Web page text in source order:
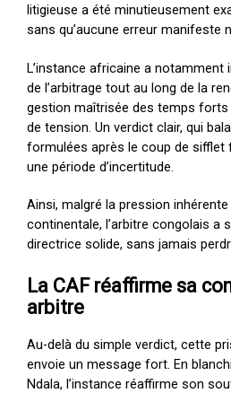
litigieuse a été minutieusement
sans qu’aucune erreur manifeste
L’instance africaine a notamment
de l’arbitrage tout au long de la
gestion maîtrisée des temps
de tension. Un verdict clair, qui
formulées après le coup de sifflet
une période d’incertitude.
Ainsi, malgré la pression
continentale, l’arbitre congolais a
directrice solide, sans jamais
La CAF réaffirme sa
arbitre
Au-delà du simple verdict, cette
envoie un message fort. En
Ndala, l’instance réaffirme son